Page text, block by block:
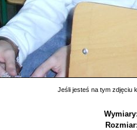
Jeśli jesteś na tym zdjęciu